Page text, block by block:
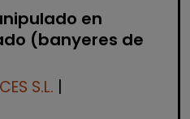
en
(banyeres de
S.L.